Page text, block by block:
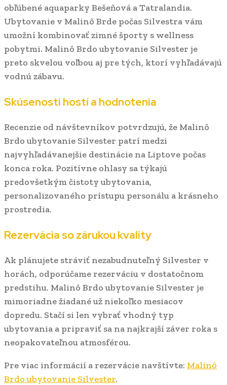
obľúbené aquaparky Bešeňová a Tatralandia.
Ubytovanie v Malinô Brde počas Silvestra vám
umožní kombinovať zimné športy s wellness
pobytmi. Malinô Brdo ubytovanie Silvester je
preto skvelou voľbou aj pre tých, ktorí vyhľadávajú
vodnú zábavu.
Skúsenosti hostí a hodnotenia
Recenzie od návštevníkov potvrdzujú, že Malinô
Brdo ubytovanie Silvester patrí medzi
najvyhľadávanejšie destinácie na Liptove počas
konca roka. Pozitívne ohlasy sa týkajú
predovšetkým čistoty ubytovania,
personalizovaného prístupu personálu a krásneho
prostredia.
Rezervácia so zárukou kvality
Ak plánujete stráviť nezabudnuteľný Silvester v
horách, odporúčame rezerváciu v dostatočnom
predstihu. Malinô Brdo ubytovanie Silvester je
mimoriadne žiadané už niekoľko mesiacov
dopredu. Stačí si len vybrať vhodný typ
ubytovania a pripraviť sa na najkrajší záver roka s
neopakovateľnou atmosférou.
Pre viac informácií a rezervácie navštívte: Malinô
Brdo ubytovanie Silvester.